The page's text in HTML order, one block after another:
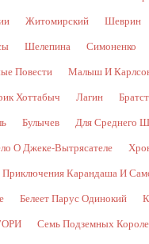
Житомирский Шеврин
Шелепина Симоненко
Повести Малыш И
Хоттабыч Лагин
Булычев Для Среднего
О Джеке-Вытрясателе
Приключения Карандаша И
Белеет Парус Одинокий
Семь Подземных